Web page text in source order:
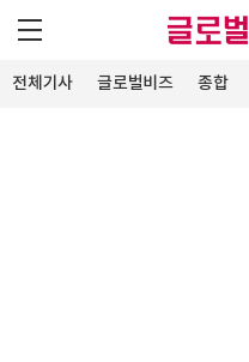
전체기사 글로벌비즈 종합